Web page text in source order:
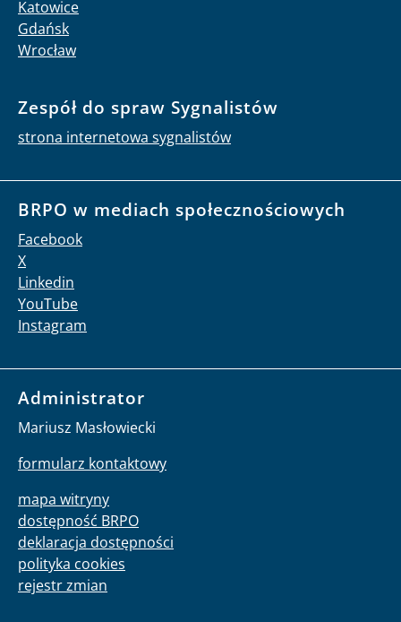
Katowice
Gdańsk
Wrocław
Zespół do spraw Sygnalistów
strona internetowa sygnalistów
BRPO w mediach społecznościowych
Facebook
X
Linkedin
YouTube
Instagram
Administrator
Mariusz Masłowiecki
formularz kontaktowy
mapa witryny
dostępność BRPO
deklaracja dostępności
polityka cookies
rejestr zmian